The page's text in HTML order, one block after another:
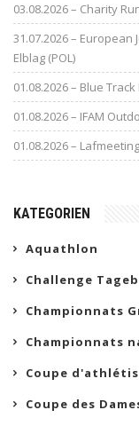
03.08.2026 – Charity
31.07.2026 –
Elblag (POL)
01.08.2026 – Blue
01.08.2026 – IFAM
01.08.2026 –
KATEGORIEN
Aquathlon
Challenge
Championnats
Championnats
Coupe
Coupe des